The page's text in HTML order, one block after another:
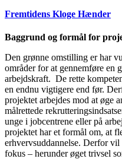
Fremtidens Kloge Hænder
Baggrund og formål for
Den grønne omstilling er har
områder for at gennemføre en
arbejdskraft. De rette
en endnu vigtigere end før.
projektet arbejdes mod at øge
målrettede
unge i jobcentrene eller på
projektet har et formål om, at
erhvervsuddannelse. Derfor
fokus – herunder øget trivsel